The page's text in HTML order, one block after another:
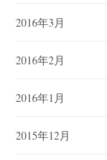
2016年3月
2016年2月
2016年1月
2015年12月